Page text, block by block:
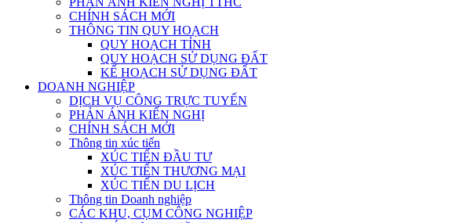
CHÍNH SÁCH MỚI
THÔNG TIN QUY HOẠCH
QUY HOẠCH TỈNH
QUY HOẠCH SỬ DỤNG ĐẤT
KẾ HOẠCH SỬ DỤNG ĐẤT
DOANH NGHIỆP
DỊCH VỤ CÔNG TRỰC TUYẾN
PHẢN ÁNH KIẾN NGHỊ
CHÍNH SÁCH MỚI
Thông tin xúc tiến
XÚC TIẾN ĐẦU TƯ
XÚC TIẾN THƯƠNG MẠI
XÚC TIẾN DU LỊCH
Thông tin Doanh nghiệp
CÁC KHU, CỤM CÔNG NGHIỆP